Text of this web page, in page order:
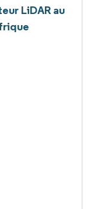
LiDAR au